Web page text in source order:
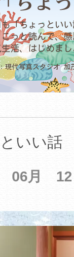
いい話
06月